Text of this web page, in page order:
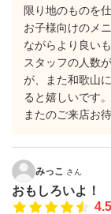
限り地のものを
お子様向けのメ
ながらより良い
スタッフの人数
が、また和歌山
ると嬉しいです。
またのご来店お
みっこ さん
おもしろいよ！